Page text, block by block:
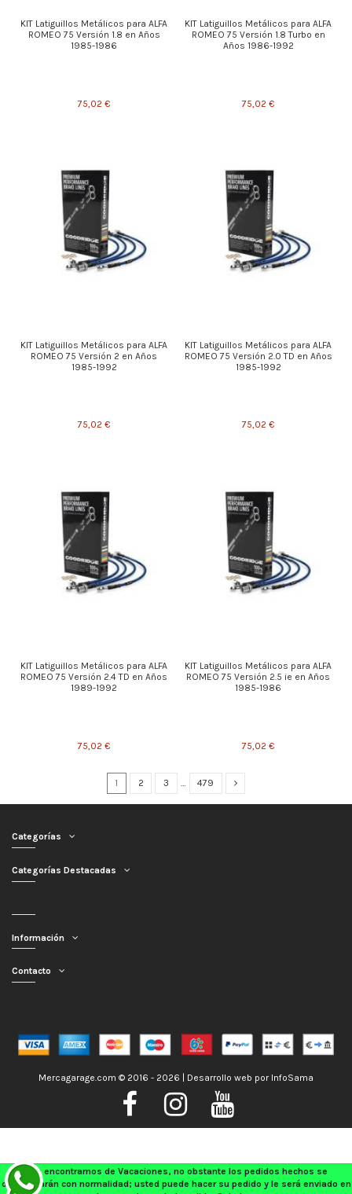
Nos encontramos de Vacaciones, no obstante los pedidos hechos se
despacharán con normalidad; usted puede hacer su pedido y le será enviado en
KIT Latiguillos Metálicos para ALFA
ROMEO 75 Versión 1.8 en Años
1985-1986
75,02 €
KIT Latiguillos Metálicos para ALFA
ROMEO 75 Versión 1.8 Turbo en
Años 1986-1992
75,02 €
KIT Latiguillos Metálicos para ALFA
ROMEO 75 Versión 2 en Años
1985-1992
75,02 €
KIT Latiguillos Metálicos para ALFA
ROMEO 75 Versión 2.0 TD en Años
1985-1992
75,02 €
KIT Latiguillos Metálicos para ALFA
ROMEO 75 Versión 2.4 TD en Años
1989-1992
75,02 €
KIT Latiguillos Metálicos para ALFA
ROMEO 75 Versión 2.5 ie en Años
1985-1986
75,02 €
1 2 3 … 479
Categorías
Categorías Destacadas
Información
Contacto
Mercagarage.com © 2016 - 2026 | Desarrollo web por InfoSama